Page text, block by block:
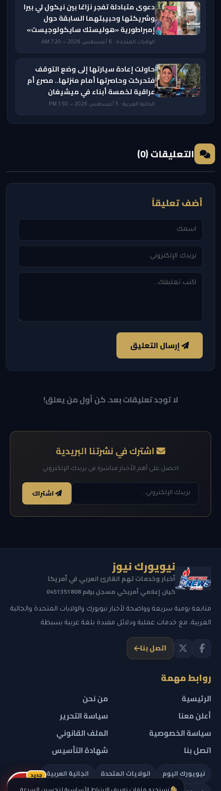
دعوى متبادلة تفجر نزاعًا بين نيكول لي بيرا
وشريكتها وحبيبتهما السابقة حول
إمبراطورية «هوليستك سايكولوجيست»
الولايات المتحدة · 6 أغسطس 2026 — 7:20 AM
حاولت إعادة سيارتها إلى وضع التوقف
فتحركت وحاصرتها أمام منزلها.. مصرع أم
عراقية لخمسة أبناء في ميشيغان
الجالية العربية · 5 أغسطس 2026 — 1:50 PM
التعليقات (0)
أضف تعليقاً
إرسال التعليق
لا توجد تعليقات بعد. كن أول من يعلق!
اشترك في نشرتنا البريدية
احصل على أهم الأخبار مباشرة في بريدك الإلكتروني
اشتراك
نيويورك نيوز
أخبار وخدمات تهم القارئ العربي في أمريكا
كيان إعلامي أمريكي مسجل برقم 0451351808
متابعة يومية سريعة وواضحة لأخبار نيويورك والولايات المتحدة والجالية
العربية، مع خدمات عملية ودلائل مفيدة بلغة عربية بسيطة.
اتصل بنا
روابط مهمة
الرئيسية
من نحن
أعلن معنا
سياسة التحرير
سياسة الخصوصية
الملف القانوني
اتصل بنا
شهادة التأسيس
نيويورك اليوم الولايات المتحدة
الجالية العربية
ريلز
جديد